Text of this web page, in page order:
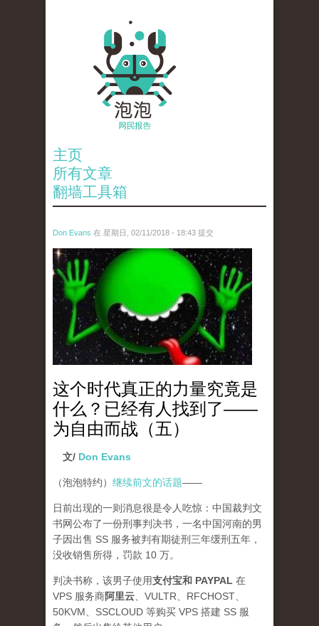
主页
所有文章
翻墙工具箱
Don Evans 在 星期日, 02/11/2018 - 18:43 提交
wechatimg1429.jpeg
这个时代真正的力量究竟是
什么？已经有人找到了——
为自由而战（五）
文/ Don Evans
（泡泡特约） 继续前文的话题——
日前出现的一则消息很是令人吃惊：中国裁判文
书网公布了一份刑事判决书，一名中国河南的男
子因出售 SS 服务被判有期徒刑三年缓刑五年，
没收销售所得，罚款 10 万。
判决书称，该男子使用支付宝和 PAYPAL 在
VPS 服务商阿里云 、VULTR、RFCHOST、
50KVM、SSCLOUD 等购买 VPS 搭建 SS 服